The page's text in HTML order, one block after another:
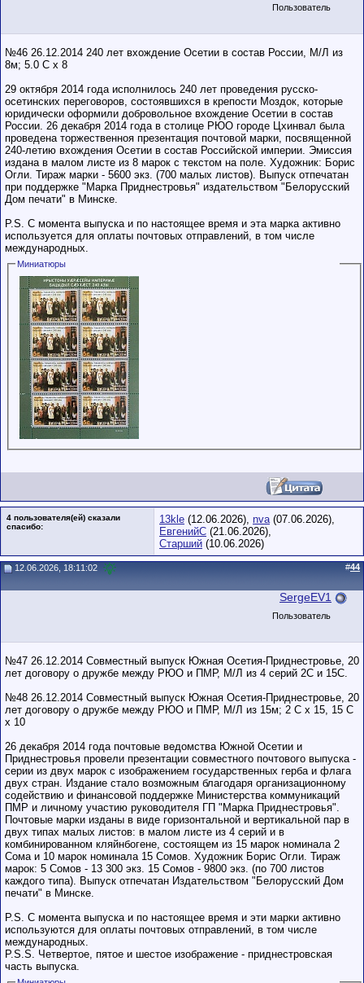
Пользователь
№46 26.12.2014 240 лет вхождение Осетии в состав России, М/Л из
8м; 5.0 С х 8
29 октября 2014 года исполнилось 240 лет проведения русско-
осетинских переговоров, состоявшихся в крепости Моздок, которые
юридически оформили добровольное вхождение Осетии в состав
России. 26 декабря 2014 года в столице РЮО городе Цхинвал была
проведена торжественноя презентация почтовой марки, посвященной
240-летию вхождения Осетии в состав Российской империи. Эмиссия
издана в малом листе из 8 марок с текстом на поле. Художник: Борис
Огли. Тираж марки - 5600 экз. (700 малых листов). Выпуск отпечатан
при поддержке "Марка Приднестровья" издательством "Белорусский
Дом печати" в Минске.
P.S. С момента выпуска и по настоящее время и эта марка активно
используется для оплаты почтовых отправлений, в том числе
международных.
Миниатюры
4 пользователя(ей) сказали
cпасибо:
13kle (12.06.2026), nva(07.06.2026),
ЕвгенийС (21.06.2026),
Старший (10.06.2026)
12.06.2026, 18:11:02 #44
SergeEV1
Пользователь
№47 26.12.2014 Совместный выпуск Южная Осетия-Приднестровье, 20
лет договору о дружбе между РЮО и ПМР, М/Л из 4 серий 2С и 15С.
№48 26.12.2014 Совместный выпуск Южная Осетия-Приднестровье, 20
лет договору о дружбе между РЮО и ПМР, М/Л из 15м; 2 С х 15, 15 C
x 10
26 декабря 2014 года почтовые ведомства Южной Осетии и
Приднестровья провели презентации совместного почтового выпуска -
серии из двух марок с изображением государственных герба и флага
двух стран. Издание стало возможным благодаря организационному
содействию и финансовой поддержке Министерства коммуникаций
ПМР и личному участию руководителя ГП "Марка Приднестровья".
Почтовые марки изданы в виде горизонтальной и вертикальной пар в
двух типах малых листов: в малом листе из 4 серий и в
комбинированном кляйнбогене, состоящем из 15 марок номинала 2
Сома и 10 марок номинала 15 Сомов. Художник Борис Огли. Тираж
марок: 5 Сомов - 13 300 экз. 15 Сомов - 9800 экз. (по 700 листов
каждого типа). Выпуск отпечатан Издательством "Белорусский Дом
печати" в Минске.
P.S. С момента выпуска и по настоящее время и эти марки активно
используются для оплаты почтовых отправлений, в том числе
международных.
P.S.S. Четвертое, пятое и шестое изображение - приднестровская
часть выпуска.